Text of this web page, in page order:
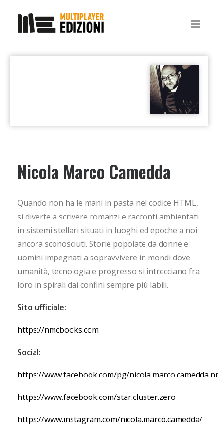
IN EVIDENZA
GUIDE STRATEGICHE
CHI SIAMO
Nicola Marco Camedda
Quando non ha le mani in pasta nel codice HTML,
si diverte a scrivere romanzi e racconti ambientati
in sistemi stellari situati in luoghi ed epoche a noi
ancora sconosciuti. Storie popolate da donne e
uomini impegnati a sopravvivere in mondi dove
umanità, tecnologia e progresso si intrecciano fra
loro in spirali dai confini sempre più labili.
Sito ufficiale:
https://nmcbooks.com
Social:
https://www.facebook.com/pg/
https://www.facebook.com/star.cluster.zero
https://www.instagram.com/nicola.marco.camedda/